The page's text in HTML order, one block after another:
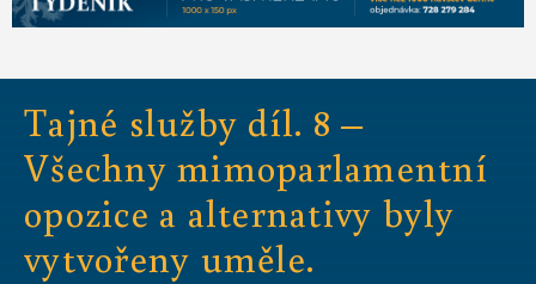
Tajné služby díl. 8 –
Všechny mimoparlamentní
opozice a alternativy byly
vytvořeny uměle.